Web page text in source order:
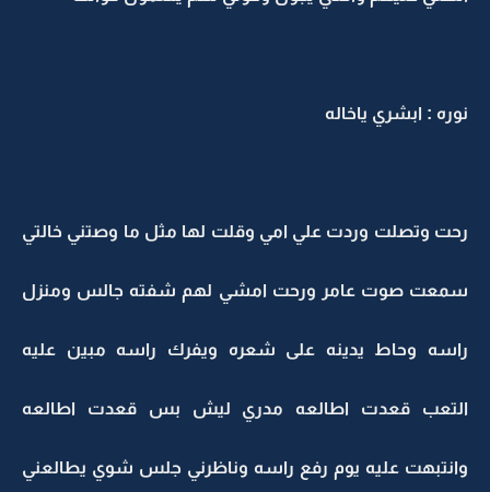
نوره : ابشري ياخاله
رحت وتصلت وردت علي امي وقلت لها مثل ما وصتني خالتي
سمعت صوت عامر ورحت امشي لهم شفته جالس ومنزل
راسه وحاط يدينه على شعره ويفرك راسه مبين عليه
التعب قعدت اطالعه مدري ليش بس قعدت اطالعه
وانتبهت عليه يوم رفع راسه وناظرني جلس شوي يطالعني